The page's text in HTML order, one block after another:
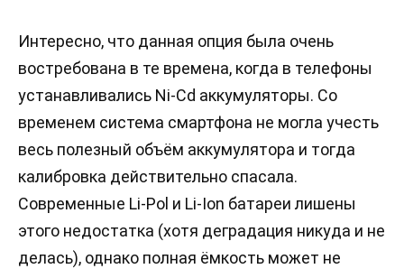
Интересно, что данная опция была очень
востребована в те времена, когда в телефоны
устанавливались Ni-Cd аккумуляторы. Со
временем система смартфона не могла учесть
весь полезный объём аккумулятора и тогда
калибровка действительно спасала.
Современные Li-Pol и Li-Ion батареи лишены
этого недостатка (хотя деградация никуда и не
делась), однако полная ёмкость может не